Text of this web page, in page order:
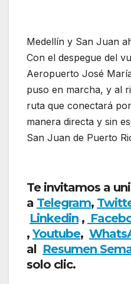
Medellín y San Juan
Con el despegue del
Aeropuerto José
puso en marcha, y al
ruta que conectará
manera directa y sin
San Juan de Puerto
Te invitamos a
a Telegram,
Linkedin ,
,Youtube,
al Resumen
solo clic.